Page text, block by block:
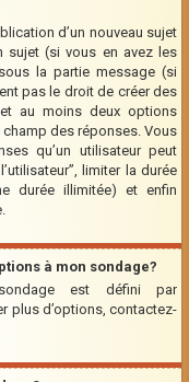
d’un nouveau sujet
sujet (si vous en avez les
la partie message (si
pas le droit de créer des
au moins deux options
des réponses. Vous
qu’un utilisateur peut
limiter la durée
durée illimitée) et enfin
à mon sondage?
est défini par
plus d’options, contactez-